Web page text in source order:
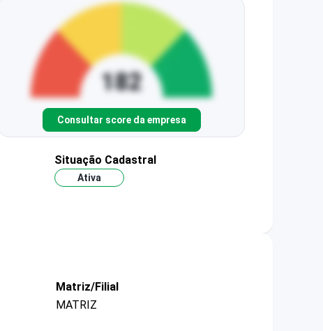
Consultar score da empresa
Situação Cadastral
Ativa
Matriz/Filial
MATRIZ